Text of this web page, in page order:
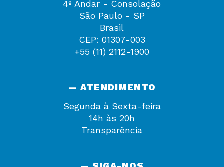
4º Andar - Consolação
São Paulo - SP
Brasil
CEP: 01307-003
+55 (11) 2112-1900
— ATENDIMENTO
Segunda à Sexta-feira
14h às 20h
Transparência